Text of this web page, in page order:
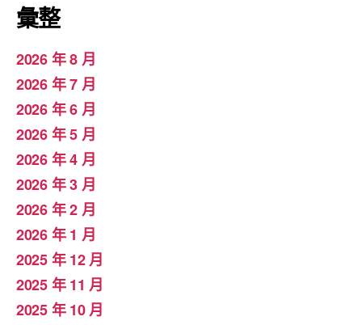
彙整
2026 年 8 月
2026 年 7 月
2026 年 6 月
2026 年 5 月
2026 年 4 月
2026 年 3 月
2026 年 2 月
2026 年 1 月
2025 年 12 月
2025 年 11 月
2025 年 10 月